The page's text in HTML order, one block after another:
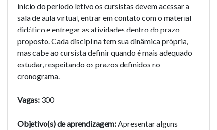
início do período letivo os cursistas devem acessar a
sala de aula virtual, entrar em contato com o material
didático e entregar as atividades dentro do prazo
proposto. Cada disciplina tem sua dinâmica própria,
mas cabe ao cursista definir quando é mais adequado
estudar, respeitando os prazos definidos no
cronograma.
Vagas: 300
Objetivo(s) de aprendizagem:Apresentar alguns